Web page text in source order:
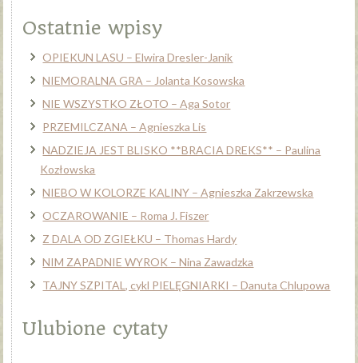
Ostatnie wpisy
OPIEKUN LASU – Elwira Dresler-Janik
NIEMORALNA GRA – Jolanta Kosowska
NIE WSZYSTKO ZŁOTO – Aga Sotor
PRZEMILCZANA – Agnieszka Lis
NADZIEJA JEST BLISKO **BRACIA DREKS** – Paulina
Kozłowska
NIEBO W KOLORZE KALINY – Agnieszka Zakrzewska
OCZAROWANIE – Roma J. Fiszer
Z DALA OD ZGIEŁKU – Thomas Hardy
NIM ZAPADNIE WYROK – Nina Zawadzka
TAJNY SZPITAL, cykl PIELĘGNIARKI – Danuta Chlupowa
Ulubione cytaty